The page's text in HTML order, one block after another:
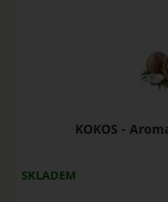
KOKOS -
SKLADEM